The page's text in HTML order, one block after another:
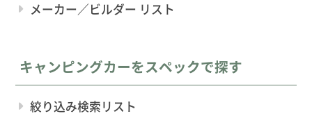
メーカー／ビルダー リスト
キャンピングカーをスペックで探す
絞り込み検索リスト